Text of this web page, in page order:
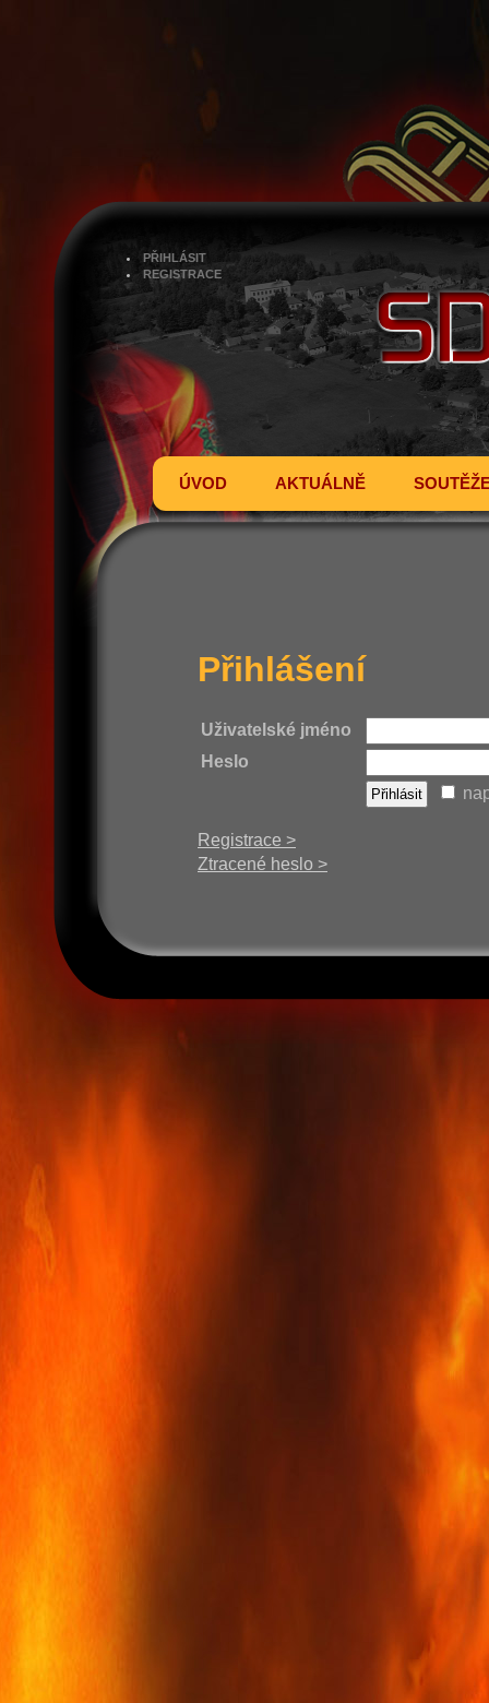
PŘIHLÁSIT
REGISTRACE
ÚVOD AKTUÁLNĚ
Přihlášení
Uživatelské jméno
Heslo
Registrace >
Ztracené heslo >